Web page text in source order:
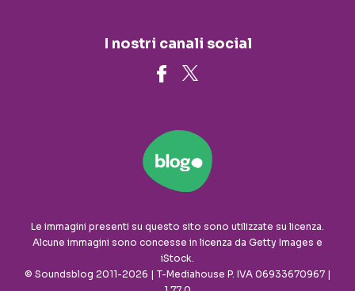
I nostri canali social
Le immagini presenti su questo sito sono utilizzate su licenza.
Alcune immagini sono concesse in licenza da Getty Images e
iStock.
© Soundsblog 2011-2026 | T-Mediahouse P. IVA 06933670967 |